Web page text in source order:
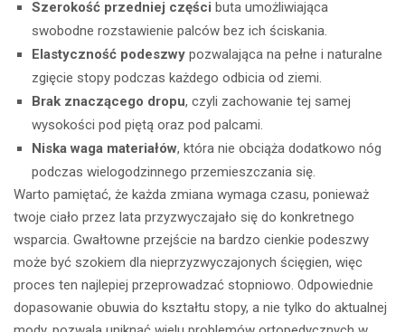
Szerokość przedniej części buta umożliwiająca
swobodne rozstawienie palców bez ich ściskania.
Elastyczność podeszwy pozwalająca na pełne i naturalne
zgięcie stopy podczas każdego odbicia od ziemi.
Brak znaczącego dropu, czyli zachowanie tej samej
wysokości pod piętą oraz pod palcami.
Niska waga materiałów, która nie obciąża dodatkowo nóg
podczas wielogodzinnego przemieszczania się.
Warto pamiętać, że każda zmiana wymaga czasu, ponieważ
twoje ciało przez lata przyzwyczajało się do konkretnego
wsparcia. Gwałtowne przejście na bardzo cienkie podeszwy
może być szokiem dla nieprzyzwyczajonych ścięgien, więc
proces ten najlepiej przeprowadzać stopniowo. Odpowiednie
dopasowanie obuwia do kształtu stopy, a nie tylko do aktualnej